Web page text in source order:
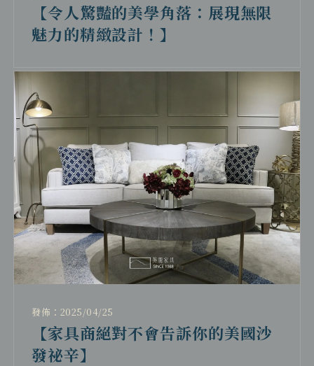
【令人驚豔的美學角落：展現無限
魅力的精緻設計！】
【家具商絕對不會告訴你的美國沙
發祕辛】
發佈：2025/04/25